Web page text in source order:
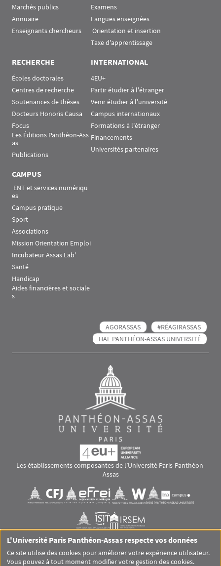
Marchés publics
Annuaire
Enseignants chercheurs
Examens
Langues enseignées
Orientation et insertion
Taxe d'apprentissage
RECHERCHE
Écoles doctorales
Centres de recherche
Soutenances de thèses
Docteurs Honoris Causa
Focus
Les Éditions Panthéon-Ass
as
Publications
INTERNATIONAL
4EU+
Partir étudier à l'étranger
Venir étudier à l'université
Campus internationaux
Formations à l'étranger
Financements
Universités partenaires
CAMPUS
es
Campus pratique
Sport
Associations
Mission Orientation Emploi
Incubateur Assas Lab'
Santé
Handicap
Aides financières et sociale
s
AGORASSAS
#RÉAGIRASSAS
HAL PANTHÉON-ASSAS UNIVERSITÉ
Les établissements composantes de l’Université Paris-Panthéon-
Assas
Visuel svgVisuel svg Visuel svgVisuel svg
Visuel svgVisuel svg
RS footer
L'Université Paris Panthéon-Assas respecte vos données
Ce site utilise des cookies pour améliorer votre expérience utilisateur.
Vous pouvez à tout moment modifier votre gestion des cookies.